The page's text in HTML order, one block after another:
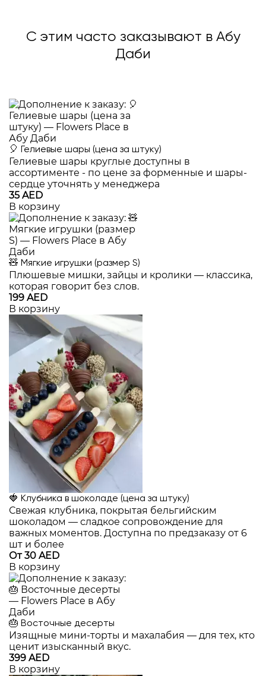
С этим часто заказывают в Абу
Даби
🎈 Гелиевые шары (цена за штуку)
Гелиевые шары круглые доступны в
ассортименте - по цене за форменные и шары-
сердце уточнять у менеджера
35 AED
В корзину
🧸 Мягкие игрушки (размер S)
Плюшевые мишки, зайцы и кролики — классика,
которая говорит без слов.
199 AED
В корзину
🍓 Клубника в шоколаде (цена за штуку)
Свежая клубника, покрытая бельгийским
шоколадом — сладкое сопровождение для
важных моментов. Доступна по предзаказу от 6
шт и более
От 30 AED
В корзину
🎂 Восточные десерты
Изящные мини-торты и махалабия — для тех, кто
ценит изысканный вкус.
399 AED
В корзину